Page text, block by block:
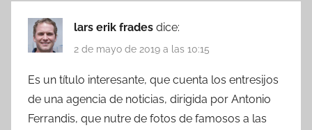
lars erik frades dice:
2 de mayo de 2019 a las 10:15
Es un título interesante, que cuenta los entresijos
de una agencia de noticias, dirigida por Antonio
Ferrandis, que nutre de fotos de famosos a las